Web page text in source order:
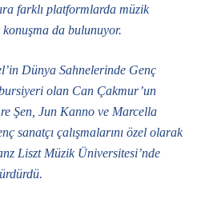
farklı platformlarda müzik
konuşma da bulunuyor.
Dünya Sahnelerinde Genç
olan Can Çakmur’un
Şen, Jun Kanno ve Marcella
sanatçı çalışmalarını özel olarak
Liszt Müzik Üniversitesi’nde